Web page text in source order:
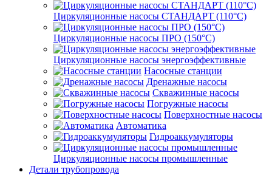
Циркуляционные насосы СТАНДАРТ (110°C)
Циркуляционные насосы ПРО (150°C)
Циркуляционные насосы энергоэффективные
Насосные станции
Дренажные насосы
Скважинные насосы
Погружные насосы
Поверхностные насосы
Автоматика
Гидроаккумуляторы
Циркуляционные насосы промышленные
Детали трубопровода